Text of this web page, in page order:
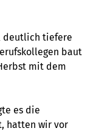
deutlich tiefere
baut
mit dem
es die
hatten wir vor